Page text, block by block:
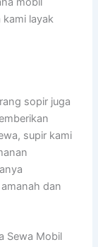
kami layak
sopir juga
supir kami
dan
Sewa Mobil